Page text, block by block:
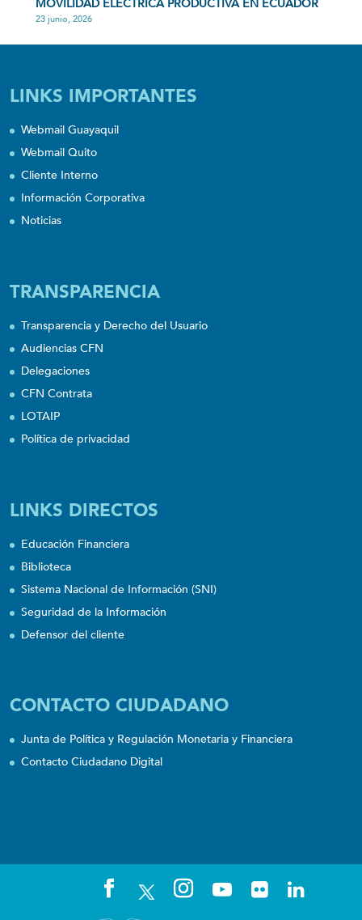
MOVILIDAD ELÉCTRICA PRODUCTIVA EN ECUADOR
23 junio, 2026
LINKS IMPORTANTES
Webmail Guayaquil
Webmail Quito
Cliente Interno
Información Corporativa
Noticias
TRANSPARENCIA
Transparencia y Derecho del Usuario
Audiencias CFN
Delegaciones
CFN Contrata
LOTAIP
Política de privacidad
LINKS DIRECTOS
Educación Financiera
Biblioteca
Sistema Nacional de Información (SNI)
Seguridad de la Información
Defensor del cliente
CONTACTO CIUDADANO
Junta de Política y Regulación Monetaria y Financiera
Contacto Ciudadano Digital